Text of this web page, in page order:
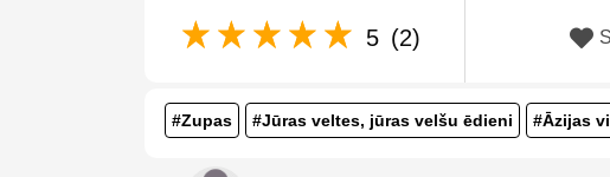
5 (2)
#Zupas #Jūras veltes, jūras velšu ēdieni #Āzijas